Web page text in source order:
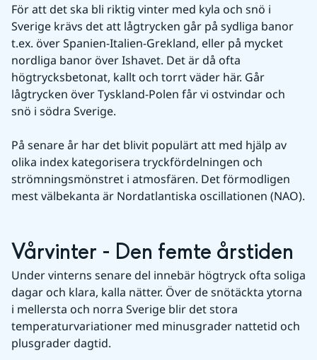
För att det ska bli riktig vinter med kyla och snö i
Sverige krävs det att lågtrycken går på sydliga banor
t.ex. över Spanien-Italien-Grekland, eller på mycket
nordliga banor över Ishavet. Det är då ofta
högtrycksbetonat, kallt och torrt väder här. Går
lågtrycken över Tyskland-Polen får vi ostvindar och
snö i södra Sverige.
På senare år har det blivit populärt att med hjälp av
olika index kategorisera tryckfördelningen och
strömningsmönstret i atmosfären. Det förmodligen
mest välbekanta är Nordatlantiska oscillationen (NAO).
Vårvinter - Den femte årstiden
Under vinterns senare del innebär högtryck ofta soliga
dagar och klara, kalla nätter. Över de snötäckta ytorna
i mellersta och norra Sverige blir det stora
temperaturvariationer med minusgrader nattetid och
plusgrader dagtid.